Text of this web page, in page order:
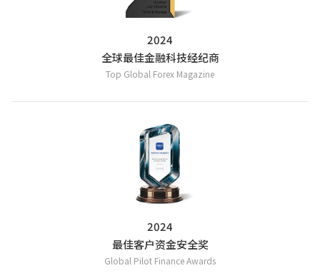
Trader | Affiliates
2024
全球最佳金融科技经纪商
Top Global Forex Magazine
2024
最佳客户资金安全奖
Global Pilot Finance Awards